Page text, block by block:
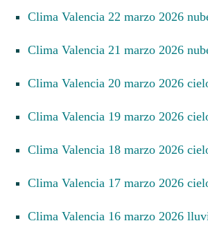
Clima Valencia 22 marzo 2026
Clima Valencia 21 marzo 2026
Clima Valencia 20 marzo 2026
Clima Valencia 19 marzo 2026
Clima Valencia 18 marzo 2026
Clima Valencia 17 marzo 2026
Clima Valencia 16 marzo 2026